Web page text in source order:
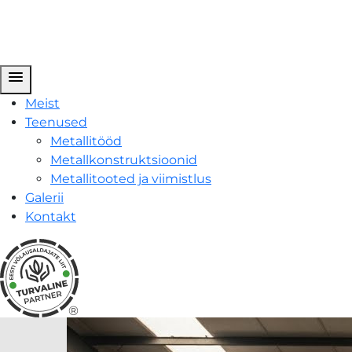
menu
Meist
Teenused
Metallitööd
Metallkonstruktsioonid
Metallitooted ja viimistlus
Galerii
Kontakt
®
ARCTICNORD